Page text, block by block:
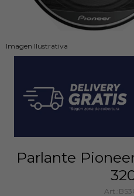
Imagen Ilustrativa
Parlante